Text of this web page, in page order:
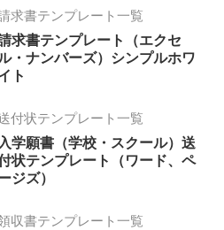
求書テンプレート一覧
求書テンプレート（エクセ
・ナンバーズ）シンプルホワ
ト
付状テンプレート一覧
入学願書（学校・スクール）送
状テンプレート（ワード、ペ
ジズ）
収書テンプレート一覧